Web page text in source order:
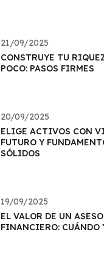
21/09/2025
CONSTRUYE TU
POCO: PASOS FIRMES
20/09/2025
ELIGE ACTIVOS CON
FUTURO Y
SÓLIDOS
19/09/2025
EL VALOR DE UN
FINANCIERO: CUÁNDO